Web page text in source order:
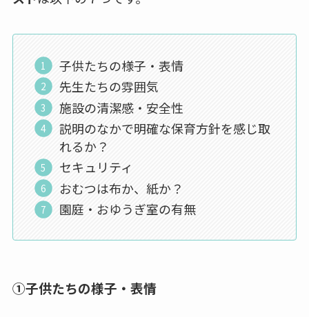
子供たちの様子・表情
先生たちの雰囲気
施設の清潔感・安全性
説明のなかで明確な保育方針を感じ取
れるか？
セキュリティ
おむつは布か、紙か？
園庭・おゆうぎ室の有無
①子供たちの様子・表情